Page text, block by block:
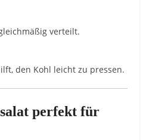
verteilt.
den Kohl leichtzu pressen.
perfektfür